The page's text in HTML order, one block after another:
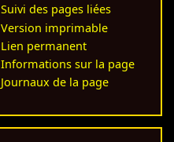
Suivi des pages liées
Version imprimable
Lien permanent
Informations sur la page
Journaux de la page